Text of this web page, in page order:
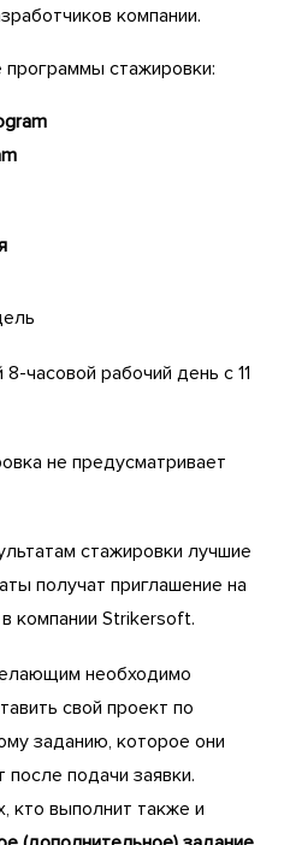
компании.
стажировки:
часовой рабочий день с 11
не предусматривает
стажировки лучшие
получат приглашение на
компании Strikersoft.
необходимо
свой проект по
заданию, которое они
после подачи заявки.
кто выполнит также и